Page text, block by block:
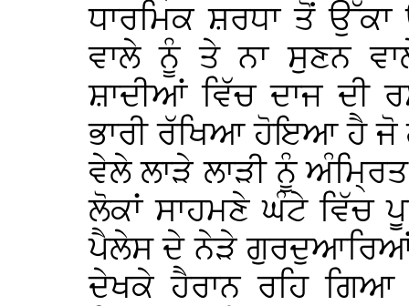
ਧਾਰਮਿਕ ਸ਼ਰਧਾ ਤੋਂ ਉੱਕਾ
ਵਾਲੇ ਨੂੰ ਤੇ ਨਾ ਸੁਣਨ
ਸ਼ਾਦੀਆਂ ਵਿੱਚ ਦਾਜ ਦੀ
ਭਾਰੀ ਰੱਖਿਆ ਹੋਇਆ ਹੈ ਜੋ
ਵੇਲੇ ਲਾੜੇ ਲਾੜੀ ਨੂੰ
ਲੋਕਾਂ ਸਾਹਮਣੇ ਘੰਟੇ ਵਿੱਚ
ਪੈਲੇਸ ਦੇ ਨੇੜੇ ਗੁਰਦੁਆਰਿਆਂ
ਦੇਖਕੇ ਹੈਰਾਨ ਰਹਿ